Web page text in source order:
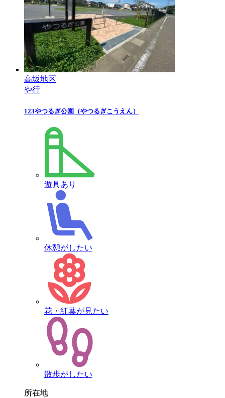
高坂地区
や行
123やつるぎ公園 （やつるぎこうえん）
遊具あり
休憩がしたい
花・紅葉が見たい
散歩がしたい
所在地